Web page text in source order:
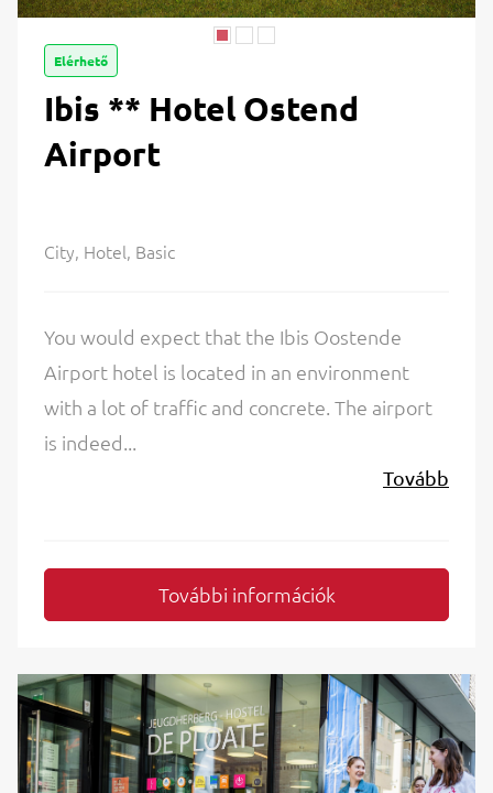
Elérhető
Ibis ** Hotel Ostend
Airport
City, Hotel, Basic
You would expect that the Ibis Oostende
Airport hotel is located in an environment
with a lot of traffic and concrete. The airport
is indeed...
Tovább
További információk